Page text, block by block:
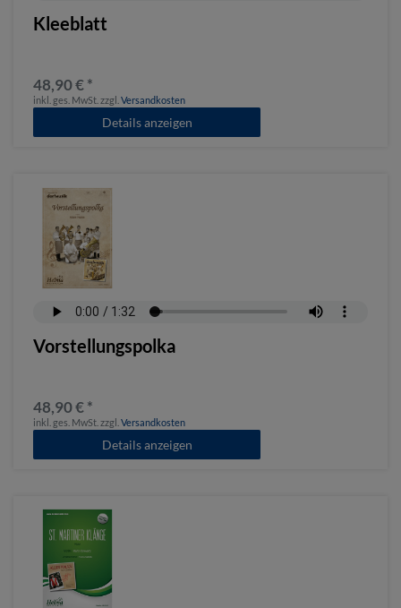
Kleeblatt
48,90 € *
inkl. ges. MwSt. zzgl.Versandkosten
Details anzeigen
Vorstellungspolka
48,90 € *
inkl. ges. MwSt. zzgl.Versandkosten
Details anzeigen